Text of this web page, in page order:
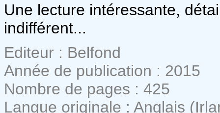
Une lecture intéressante,
indifférent...
Editeur : Belfond
Année de publication : 2015
Nombre de pages : 425
Langue originale : Anglais